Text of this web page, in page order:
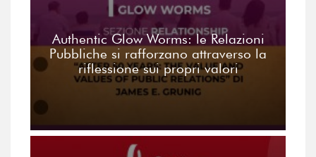
Authentic Glow Worms: le Relazioni
Pubbliche si rafforzano attraverso la
riflessione sui propri valori